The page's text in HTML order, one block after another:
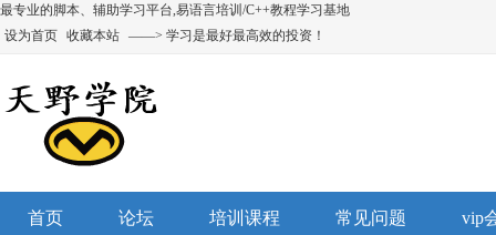
最专业的脚本、辅助学习平台,易语言培训/C++教程学习基地
设为首页 收藏本站 ——> 学习是最好最高效的投资！
首页 论坛 培训课程 常见问题 vip